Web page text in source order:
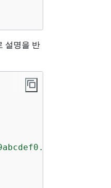
설명을 반
east-